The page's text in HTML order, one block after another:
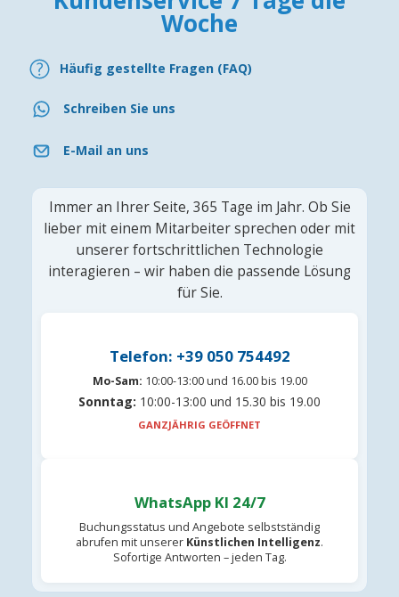
Woche
Häufig gestellte Fragen (FAQ)
Schreiben Sie uns
E-Mail an uns
Immer an Ihrer Seite, 365 Tage im Jahr. Ob Sie
lieber mit einem Mitarbeiter sprechen oder mit
unserer fortschrittlichen Technologie
interagieren – wir haben die passende Lösung
für Sie.
Telefon: +39 050 754492
Mo-Sam: 10:00-13:00 und 16.00 bis 19.00
Sonntag: 10:00-13:00 und 15.30 bis 19.00
GANZJÄHRIG GEÖFFNET
WhatsApp KI 24/7
Buchungsstatus und Angebote selbstständig
abrufen mit unserer Künstlichen Intelligenz.
Sofortige Antworten – jeden Tag.